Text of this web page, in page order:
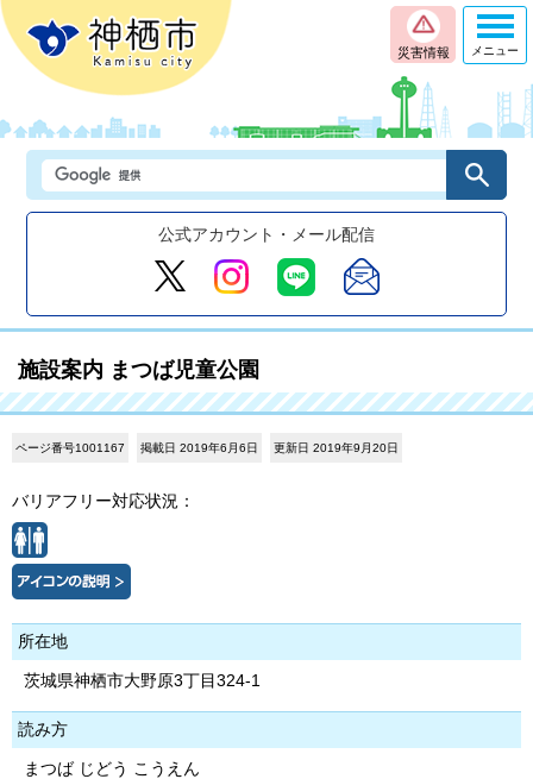
災害情報
公式アカウント・メール配信
メニュー
施設案内 まつば児童公園
ページ番号1001167 掲載日 2019年6月6日 更新日 2019年9月20日
バリアフリー対応状況：
所在地
茨城県神栖市大野原3丁目324-1
読み方
まつば じどう こうえん